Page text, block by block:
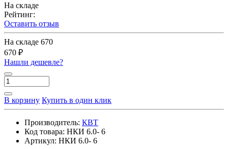
На складе
Рейтинг:
Оставить отзыв
На складе 670
670 ₽
Нашли дешевле?
В корзину Купить в один клик
Производитель: КВТ
Код товара: НКИ 6.0- 6
Артикул: НКИ 6.0- 6